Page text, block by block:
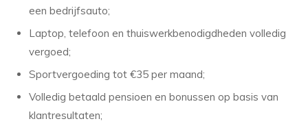
een bedrijfsauto;
Laptop, telefoon en thuiswerkbenodigdheden volledig
vergoed;
Sportvergoeding tot €35 per maand;
Volledig betaald pensioen en bonussen op basis van
klantresultaten;